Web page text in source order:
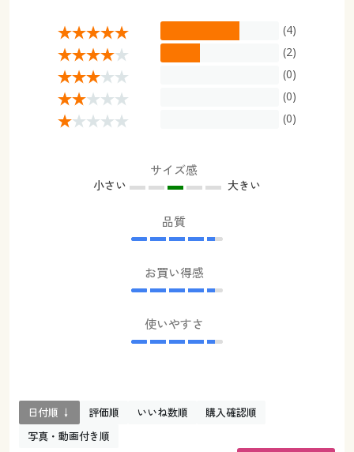
お気に入り
サポート
ご利用ガイド
ご利用ガイド
よくある質問とお問い合わせ
(4)
(2)
(0)
(0)
(0)
サイズ感
小さい 大きい
品質
お買い得感
使いやすさ
日付順 ↓ 評価順 いいね数順
購入確認順
写真・動画付き順